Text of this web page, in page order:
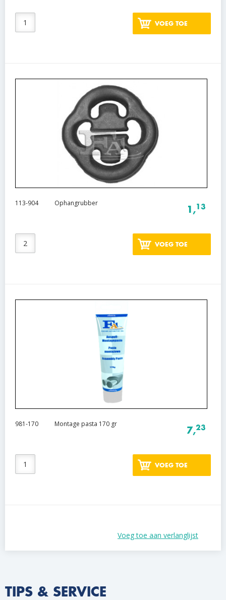
VOEG TOE
113-904 Ophangrubber
1,13
VOEG TOE
981-170 Montage pasta 170 gr
7,23
VOEG TOE
Voeg toe aan verlanglijst
TIPS & SERVICE